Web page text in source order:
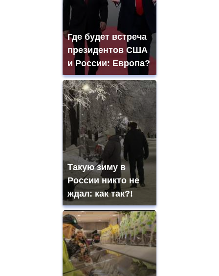
Где будет встреча
президентов США
и России: Европа?
Такую зиму в
России никто не
ждал: как так?!